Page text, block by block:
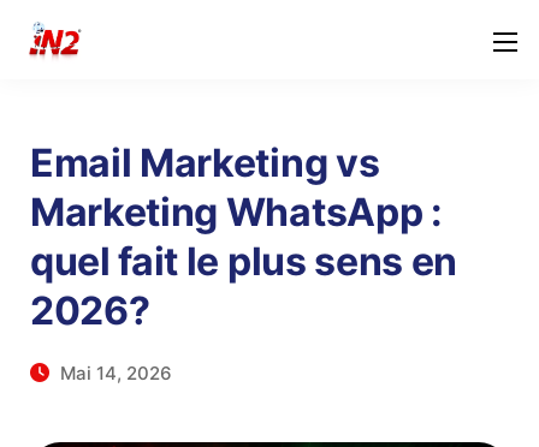
Email Marketing vs
Marketing WhatsApp :
quel fait le plus sens en
2026?
Mai 14, 2026